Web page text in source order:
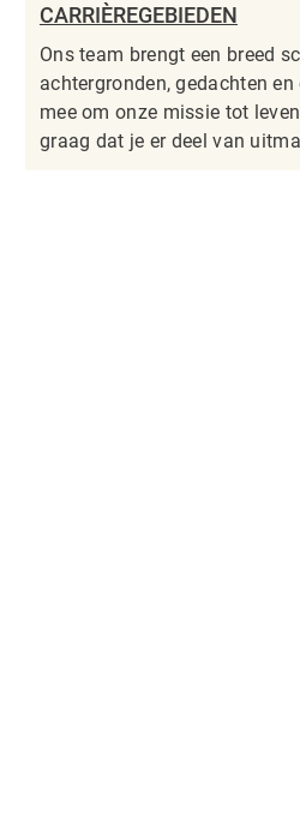
CARRIÈREGEBIEDEN
Ons team brengt een breed
achtergronden, gedachten
mee om onze missie tot
graag dat je er deel van